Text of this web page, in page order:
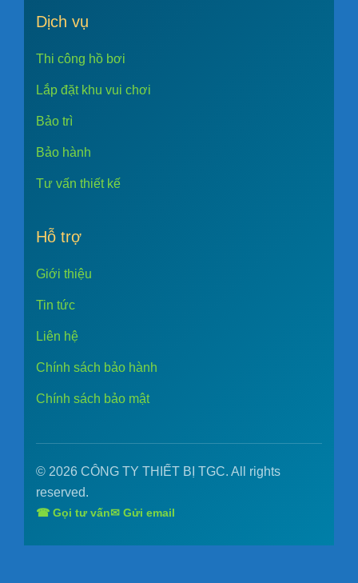
Dịch vụ
Thi công hồ bơi
Lắp đặt khu vui chơi
Bảo trì
Bảo hành
Tư vấn thiết kế
Hỗ trợ
Giới thiệu
Tin tức
Liên hệ
Chính sách bảo hành
Chính sách bảo mật
© 2026 CÔNG TY THIẾT BỊ TGC. All rights
reserved.
☎ Gọi tư vấn✉ Gửi email